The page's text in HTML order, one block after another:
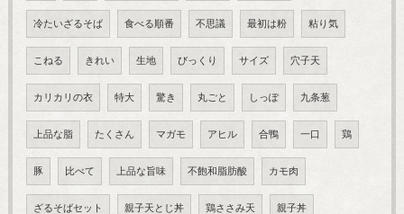
冷たいざるそば 食べる順番 不思議 最初は粉 粘り気
こねる きれい 生地 びっくり サイズ 穴子天
カリカリの衣 特大 驚き 丸ごと しっぽ 九条葱
上品な脂 たくさん マガモ アヒル 合鴨 一口 鶏
豚 比べて 上品な旨味 不飽和脂肪酸 カモ肉
ざるそばセット 親子天とじ丼 鶏ささみ天 親子丼